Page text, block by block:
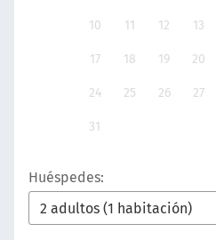
10 11 12 13
17 18 19 20
24 25 26 27
31
Huéspedes: